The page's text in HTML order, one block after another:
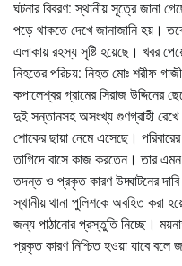
ঘটনার বিবরণ: স্থানীয় সূত্রে জানা
পড়ে থাকতে দেখে জানাজানি হয়।
এলাকায় রহস্য সৃষ্টি হয়েছে। খবর
নিহতের পরিচয়: নিহত মোঃ শরীফ
কপালেশ্বর গ্রামের সিরাজ উদ্দিনের
দুই সন্তানসহ অসংখ্য গুণগ্রাহী
শোকের ছায়া নেমে এসেছে।
তাগিদে বাসে কাজ করতেন। তার এমন
তদন্ত ও প্রকৃত কারণ উদ্ঘাটনের
স্থানীয় থানা পুলিশকে অবহিত করা
জন্য পাঠানোর প্রস্তুতি নিচ্ছে।
প্রকৃত কারণ নিশ্চিত হওয়া যাবে বলে